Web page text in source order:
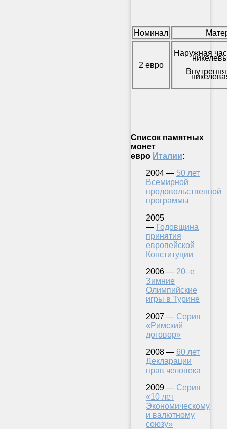
Номинал
2 евро
Наружная
Список памятных
монет
евро Италии:
2004 — 50 лет
Всемирной
продовольственной
программы
2005
— Годовщина
принятия
европейской
Конституции
2006 — 20–е
Зимние
Олимпийские
игры в Турине
2007 — Серия
«Римский
договор»
2008 — 60 лет
Декларации
прав человека
2009 — Серия
«10 лет
Экономическому
и валютному
союзу»